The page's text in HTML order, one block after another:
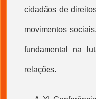
cidadãos de
movimentos
fundamental na
relações.